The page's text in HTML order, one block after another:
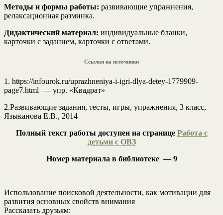
Методы и формы работы: развивающие упражнения,
релаксационная разминка.
Дидактический материал: индивидуальные бланки,
карточки с заданием, карточки с ответами.
Ссылки на источники
1. https://infourok.ru/uprazhneniya-i-igri-dlya-detey-1779909-
page7.html — упр. «Квадрат»
2.Развивающие задания, тесты, игры, упражнения, 3 класс,
Языканова Е.В., 2014
Полный текст работы доступен на странице Работа с
детьми с ОВЗ
Номер материала в библиотеке — 9
Использование поисковой деятельности, как мотивации для
развития основных свойств внимания
Рассказать друзьям: